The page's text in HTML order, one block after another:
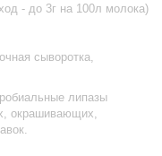
- до 3г на 100л молока)
сыворотка,
липазы
окрашивающих,